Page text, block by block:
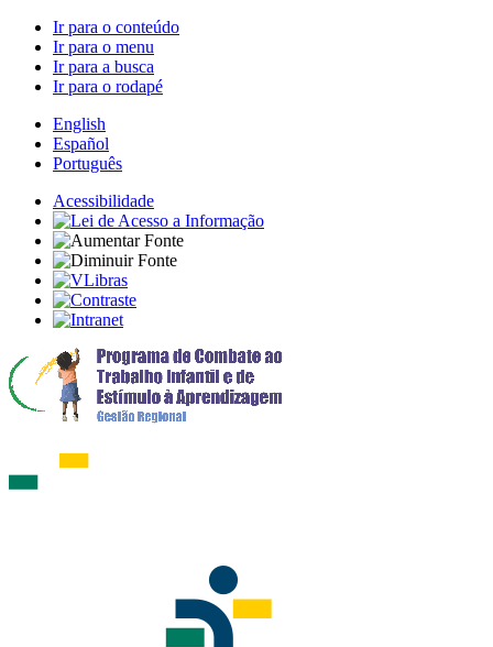
Ir para o conteúdo
Ir para o menu
Ir para a busca
Ir para o rodapé
English
Español
Português
Acessibilidade